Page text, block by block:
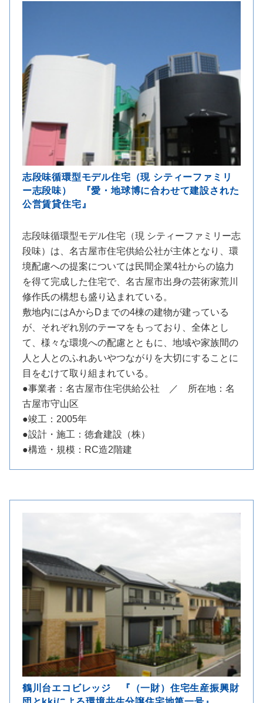
志段味循環型モデル住宅（現 シティーファミリ
ー志段味） 『愛・地球博に合わせて建設された
公営賃貸住宅』
志段味循環型モデル住宅（現 シティーファミリー志
段味）は、名古屋市住宅供給公社が主体となり、環
境配慮への提案については民間企業4社からの協力
を得て完成した住宅で、名古屋市出身の芸術家荒川
修作氏の構想も盛り込まれている。
敷地内にはAからDまでの4棟の建物が建っている
が、それぞれ別のテーマをもっており、全体とし
て、様々な環境への配慮とともに、地域や家族間の
人と人とのふれあいやつながりを大切にすることに
目をむけて取り組まれている。
●事業者：名古屋市住宅供給公社 ／ 所在地：名
古屋市守山区
●竣工：2005年
●設計・施工：徳倉建設（株）
●構造・規模：RC造2階建
鶴川台エコビレッジ 『（一財）住宅生産振興財